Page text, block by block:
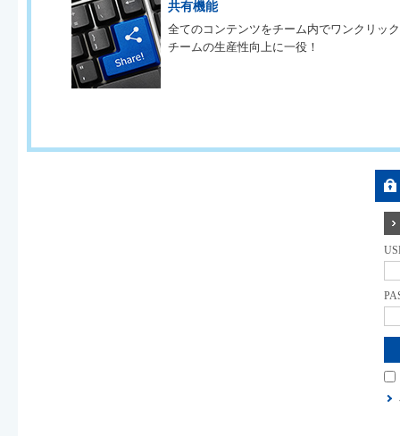
共有機能
全てのコンテンツをチーム内でワンクリッ
チームの生産性向上に一役！